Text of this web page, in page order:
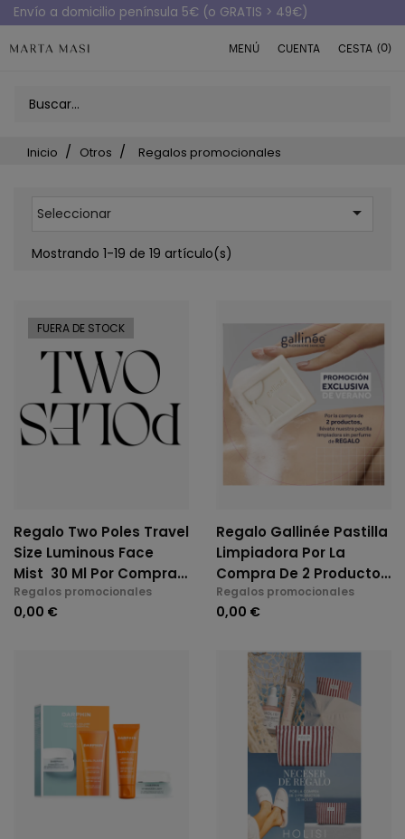
Envío a domicilio península 5€ (o GRATIS > 49€)
MENÚ CUENTA CESTA (0)
Inicio Otros Regalos promocionales
Seleccionar 
Mostrando 1-19 de 19 artículo(s)
FUERA DE STOCK
Regalo Two Poles Travel
Size Luminous Face
Mist 30 Ml Por Compras
Mayores A 45€ En Two
Poles
Regalos promocionales
0,00 €
Regalo Gallinée Pastilla
Limpiadora Por La
Compra De 2 Productos
Gallinée
Regalos promocionales
0,00 €